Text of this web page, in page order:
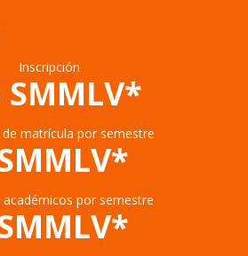
Inscripción
SMMLV*
matrícula por semestre
académicos por semestre